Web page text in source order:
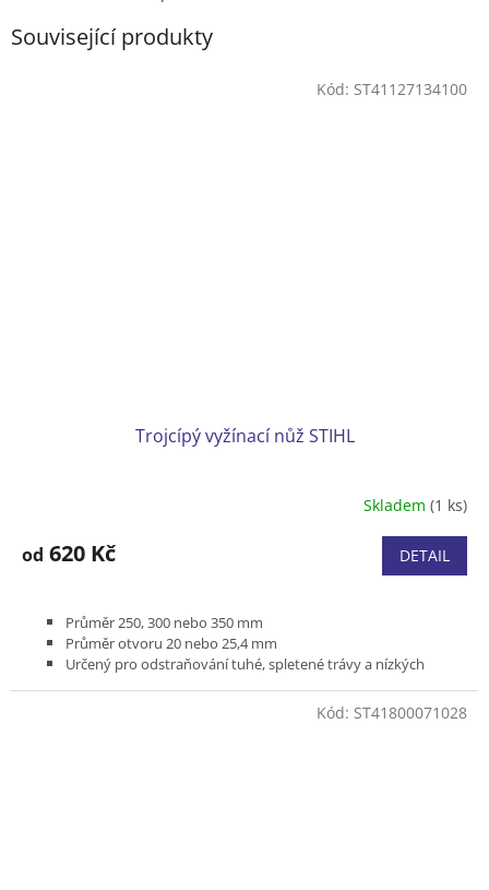
Související produkty
Trojcípý vyžínací nůž STIHL
Skladem (1 ks)
od 620 Kč DETAIL
Průměr 250, 300 nebo 350 mm
Průměr otvoru 20 nebo 25,4 mm
Určený pro odstraňování tuhé, spletené trávy a nízkých
Kód: ST41127134100
Kód: ST41800071028